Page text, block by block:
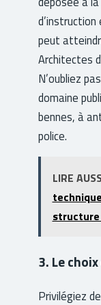
peut
Architectes
N’oubliez
domaine
bennes, à
police.
LIRE
structure
3. Le
Privilégiez